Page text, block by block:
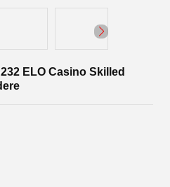
ELO Casino Skilled